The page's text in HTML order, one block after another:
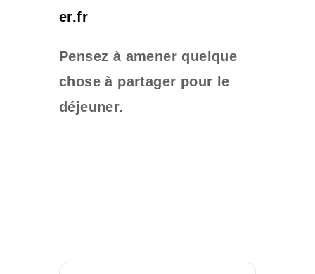
er.fr
Pensez à amener quelque
chose à partager pour le
déjeuner.